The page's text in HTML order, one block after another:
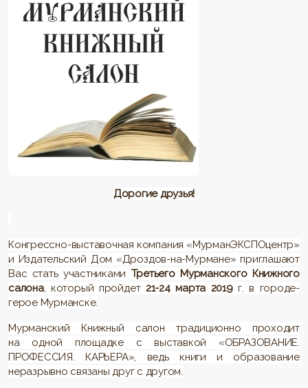
Дорогие друзья!
Конгрессно-выставочная компания «МурманЭКСПОцентр»
и Издательский Дом «Дроздов-на-Мурмане» приглашают
Вас стать участниками Третьего Мурманского Книжного
салона, который пройдет 21-24 марта 2019г. в городе-
герое Мурманске.
Мурманский Книжный салон традиционно проходит
на одной площадке с выставкой «ОБРАЗОВАНИЕ.
ПРОФЕССИЯ. КАРЬЕРА», ведь книги и образование
неразрывно связаны друг с другом.